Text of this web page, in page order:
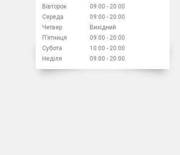
Вівторок
09:00
20:00
Середа
09:00
20:00
Четвер
Вихідний
Пʼятниця
09:00
20:00
Субота
10:00
20:00
Неділя
09:00 20:00